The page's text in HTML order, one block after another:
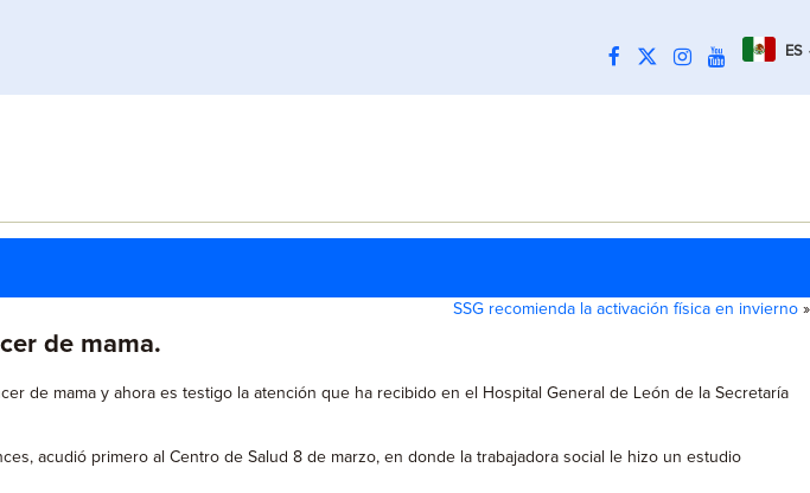
ES
SSG recomienda la activación física en invierno »
de mama.
de mama y ahora es testigo la atención que ha recibido en el Hospital General de León de la Secretaría
acudió primero al Centro de Salud 8 de marzo, en donde la trabajadora social le hizo un estudio